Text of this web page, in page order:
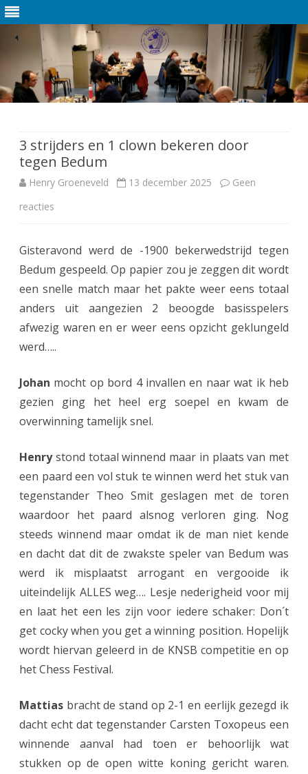
de
inhoud
3 strijders en 1 clown bekeren door
tegen Bedum
Henry Groeneveld 13 december 2025
Geen
reacties
3
r
i
e
s
e
n
c
l
o
n
e
e
Gisteravond werd de -1900 bekerwedstrijd tegen
Bedum gespeeld. Op papier zou je zeggen dit wordt
een snelle match maar het pakte weer eens totaal
anders uit aangezien 2 beoogde basisspelers
afwezig waren en er weer eens opzicht geklungeld
werd…..
Johan mocht op bord 4 invallen en naar wat ik heb
gezien ging het heel erg soepel en kwam de
overwinning tamelijk snel.
Henrystond totaal winnend maar in plaats van met
een paard een vol stuk te winnen werd het stuk van
tegenstander Theo Smit geslagen met de toren
waardoor het paard alsnog verloren ging. Nog
steeds winnend maar omdat ik de man niet kende
en dacht dat dit de zwakste speler van Bedum was
werd ik misplaatst arrogant en vergooide ik
uiteindelijk ALLES weg…. Lesje nederigheid voor mij
en laat het een les zijn voor iedere schaker: Don´t
get cocky when you get a winning position. Hopelijk
wordt hiervan geleerd in de KNSB competitie en op
het Chess Festival.
Mattias bracht de stand op 2-1 en eerlijk gezegd ik
dacht echt dat tegenstander Carsten Toxopeus een
winnende aanval had toen er behoorlijk wat
stukken op de open witte koning gericht waren.